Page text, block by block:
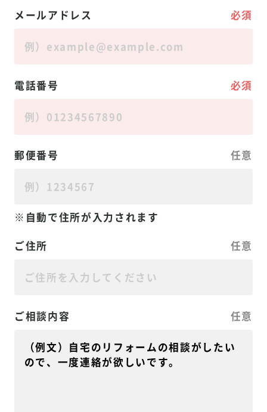
施工ながら、暮らしの快適性を大きく向上で
メールアドレス 必須
電話番号 必須
郵便番号 任意
自動で住所が入力されます
ご住所
任意
ご相談内容 任意